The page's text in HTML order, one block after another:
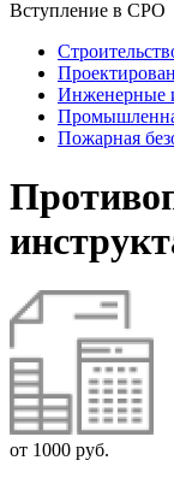
Вступление в СРО
Инженерные
Пожарная
от 1000 руб.